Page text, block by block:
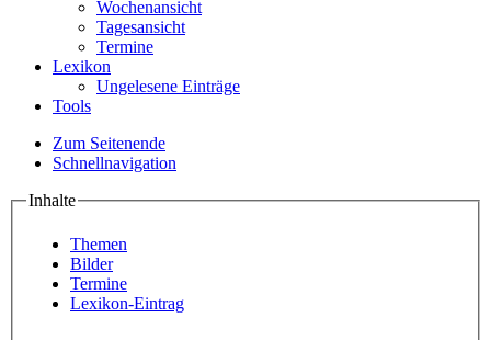
Wochenansicht
Tagesansicht
Termine
Lexikon
Ungelesene Einträge
Tools
Zum Seitenende
Schnellnavigation
Inhalte
Themen
Bilder
Termine
Lexikon-Eintrag